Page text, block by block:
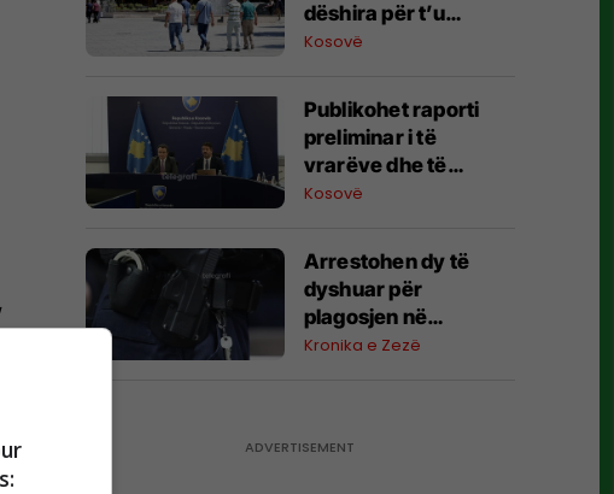
dëshira për t’u
larguar nga Kosova –
shqetësimet
kryesore
Kosovë
Publikohet raporti
preliminar i të
vrarëve dhe të
zhdukurve në
mbi 12 mijë viktima
Kosovë
Arrestohen dy të
dyshuar për
plagosjen në
Prishtinë, ndalohen
Kronika e Zezë